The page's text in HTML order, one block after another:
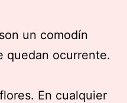
un comodín
quedan ocurrente.
En cualquier